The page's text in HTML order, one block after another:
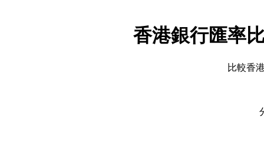
香港銀行匯率
比較香